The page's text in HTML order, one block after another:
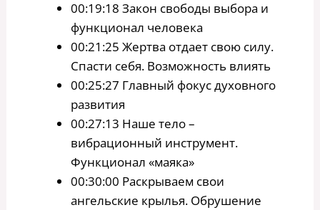
00:19:18 Закон свободы выбора и
функционал человека
00:21:25 Жертва отдает свою силу.
Спасти себя. Возможность влиять
00:25:27 Главный фокус духовного
развития
00:27:13 Наше тело –
вибрационный инструмент.
Функционал «маяка»
00:30:00 Раскрываем свои
ангельские крылья. Обрушение